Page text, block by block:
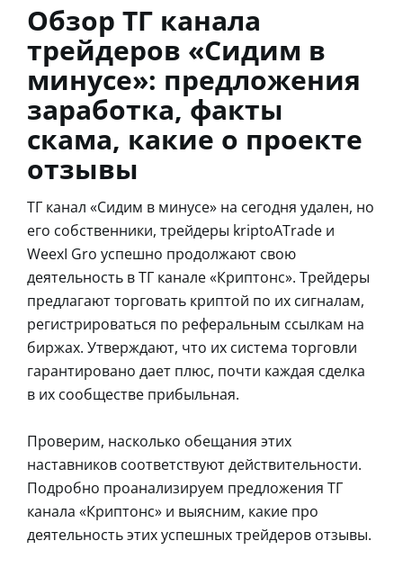
Обзор ТГ канала
трейдеров «Сидим в
минусе»: предложения
заработка, факты
скама, какие о проекте
отзывы
ТГ канал «Сидим в минусе» на сегодня удален, но
его собственники, трейдеры kriptoATrade и
WeexI Gro успешно продолжают свою
деятельность в ТГ канале «Криптонс». Трейдеры
предлагают торговать криптой по их сигналам,
регистрироваться по реферальным ссылкам на
биржах. Утверждают, что их система торговли
гарантировано дает плюс, почти каждая сделка
в их сообществе прибыльная.
Проверим, насколько обещания этих
наставников соответствуют действительности.
Подробно проанализируем предложения ТГ
канала «Криптонс» и выясним, какие про
деятельность этих успешных трейдеров отзывы.